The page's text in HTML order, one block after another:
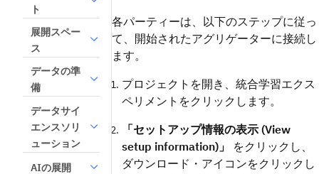
ト
展開スペー
ス
データの準
備
データサイ
エンスソリ
ューション
AIの展開
各パーティーは、以下のステップに従っ
て、開始されたアグリゲーターに接続し
ます。
プロジェクトを開き、統合学習エクス
ペリメントをクリックします。
「セットアップ情報の表示 (View
setup information)」
をクリックし、
ダウンロード・アイコンをクリックし